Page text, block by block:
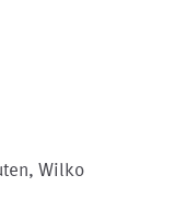
Wilko